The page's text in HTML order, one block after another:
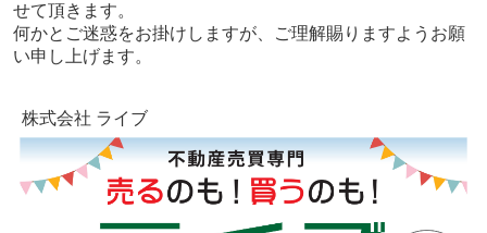
せて頂きます。
何かとご迷惑をお掛けしますが、ご理解賜りますようお願
い申し上げます。
株式会社 ライブ